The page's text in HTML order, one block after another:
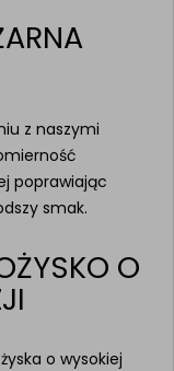
z naszymi
poprawiając
smak.
O
o wysokiej